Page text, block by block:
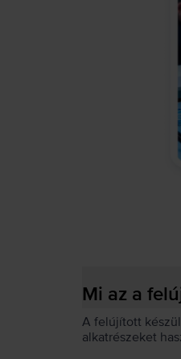
Mi az a
A felújított
alkatrészeket